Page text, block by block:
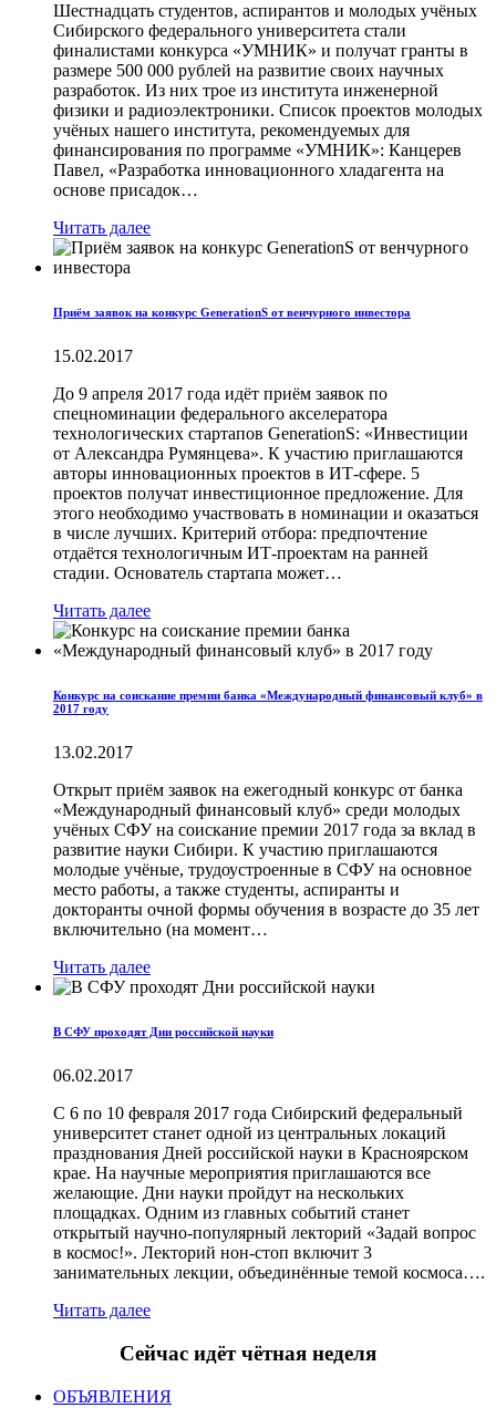
Шестнадцать студентов, аспирантов и молодых учёных
Сибирского федерального университета стали
финалистами конкурса «УМНИК» и получат гранты в
размере 500 000 рублей на развитие своих научных
разработок. Из них трое из института инженерной
физики и радиоэлектроники. Список проектов молодых
учёных нашего института, рекомендуемых для
финансирования по программе «УМНИК»: Канцерев
Павел, «Разработка инновационного хладагента на
основе присадок…
Читать далее
Приём заявок на конкурс GenerationS от венчурного инвестора
15.02.2017
До 9 апреля 2017 года идёт приём заявок по
спецномина­ции федерального акселератора
технологических стартапов GenerationS: «Инвестиции
от Александра Румянцева». К участию приглашаются
авторы инновационных проектов в ИТ-сфере. 5
проектов получат инвестиционное предложение. Для
этого необходимо участвовать в номинации и оказаться
в числе лучших. Критерий отбора: предпочтение
отдаётся технологичным ИТ-проектам на ранней
стадии. Основатель стартапа может…
Читать далее
Конкурс на соискание премии банка «Международный финансовый клуб» в
2017 году
13.02.2017
Открыт приём заявок на ежегодный конкурс от банка
«Международный финансовый клуб» среди молодых
учёных СФУ на соискание премии 2017 года за вклад в
развитие науки Сибири. К участию приглашаются
молодые учёные, трудоустроенные в СФУ на основное
место работы, а также студенты, аспиранты и
докторанты очной формы обучения в возрасте до 35 лет
включительно (на момент…
Читать далее
В СФУ проходят Дни российской науки
06.02.2017
С 6 по 10 февраля 2017 года Сибирский федеральный
университет станет одной из центральных локаций
празднования Дней российской науки в Красноярском
крае. На научные мероприятия приглашаются все
желающие. Дни науки пройдут на нескольких
площадках. Одним из главных событий станет
открытый научно-популярный лекторий «Задай вопрос
в космос!». Лекторий нон-стоп включит 3
занимательных лекции, объединённые темой космоса….
Читать далее
Сейчас идёт чётная неделя
ОБЪЯВЛЕНИЯ